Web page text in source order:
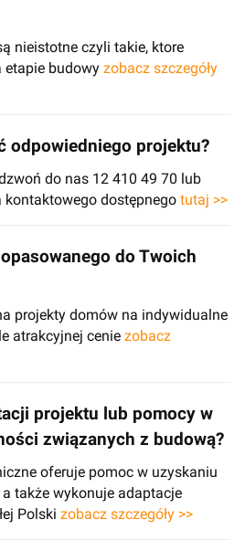
nieistotne czyli takie, ktore
etapie budowy zobacz szczegóły
odpowiedniego projektu?
do nas 12 410 49 70 lub
dostępnego tutaj >>
do Twoich
projekty domów na indywidualne
atrakcyjnej cenie zobacz
projektu lub pomocy w
związanych z budową?
oferuje pomoc w uzyskaniu
także wykonuje adaptacje
Polski zobacz szczegóły >>